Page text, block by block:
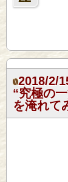
2018/2/
“究極の
を淹れて